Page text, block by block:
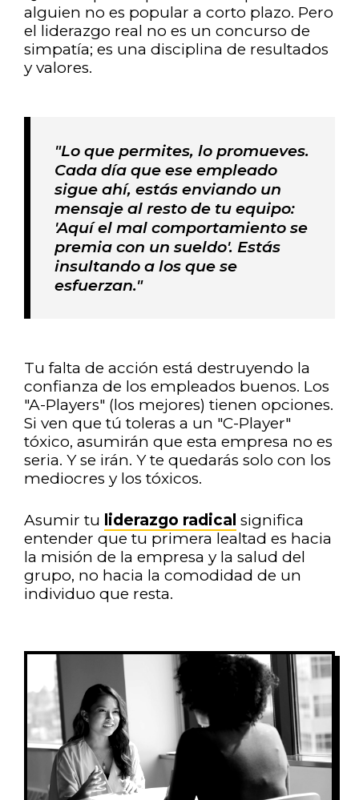
alguien no es popular a corto plazo. Pero
el liderazgo real no es un concurso de
simpatía; es una disciplina de resultados
y valores.
"Lo que permites, lo promueves.
Cada día que ese empleado
sigue ahí, estás enviando un
mensaje al resto de tu equipo:
'Aquí el mal comportamiento se
premia con un sueldo'. Estás
insultando a los que se
esfuerzan."
Tu falta de acción está destruyendo la
confianza de los empleados buenos. Los
"A-Players" (los mejores) tienen opciones.
Si ven que tú toleras a un "C-Player"
tóxico, asumirán que esta empresa no es
seria. Y se irán. Y te quedarás solo con los
mediocres y los tóxicos.
Asumir tu liderazgo radical significa
entender que tu primera lealtad es hacia
la misión de la empresa y la salud del
grupo, no hacia la comodidad de un
individuo que resta.